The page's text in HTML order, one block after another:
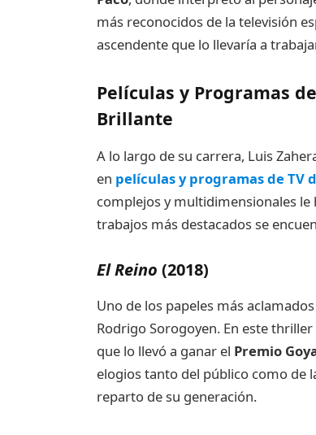
más reconocidos de la televisión
ascendente que lo llevaría a
Películas y Programas
Brillante
A lo largo de su carrera, Luis
en películas y programas de TV
complejos y multidimensionales
trabajos más destacados se
El Reino (2018)
Uno de los papeles más
Rodrigo Sorogoyen. En este
que lo llevó a ganar el Premio
elogios tanto del público como de
reparto de su generación.